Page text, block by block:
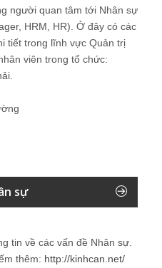
người quan tâm tới Nhân sự
HRM, HR). Ở đây có các
tiết trong lĩnh vực Quản trị
viên trong tổ chức:
sự
tin về các vấn đề Nhân sự
thêm: http://kinhcan.net/